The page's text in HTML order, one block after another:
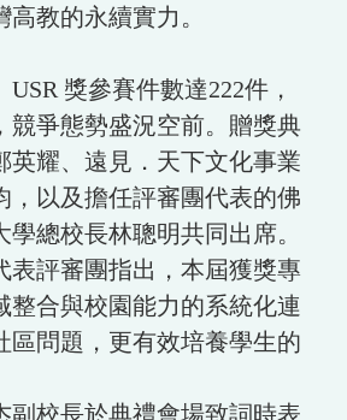
教的永續實力。
獎參賽件數達222件，
競爭態勢盛況空前。贈獎典
英耀、遠見．天下文化事業
，以及擔任評審團代表的佛
總校長林聰明共同出席。
表評審團指出，本屆獲獎專
整合與校園能力的系統化連
區問題，更有效培養學生的
副校長於典禮會場致詞時表